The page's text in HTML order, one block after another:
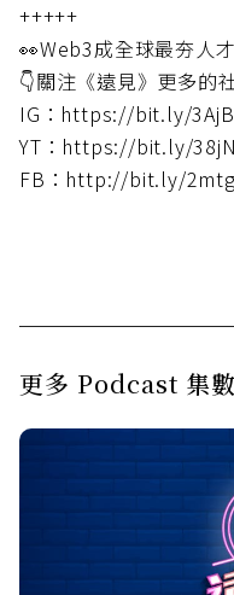
+++++
👀Web3成全球最夯
👇關注《遠見》更多的
IG：https://bit.ly/
YT：https://bit.ly/
FB：http://bit.ly/
更多 Podcast 集數